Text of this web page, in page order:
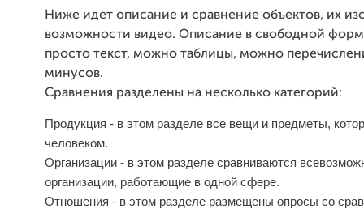
Ниже идет описание и сравнение объектов, их
возможности видео. Описание в свободной
просто текст, можно таблицы, можно
минусов.
Сравнения разделены на несколько категорий:
Продукция - в этом разделе все вещи и предметы,
человеком.
Организации - в этом разделе сравниваются
организации, работающие в одной сфере.
Отношения - в этом разделе размещены опросы со